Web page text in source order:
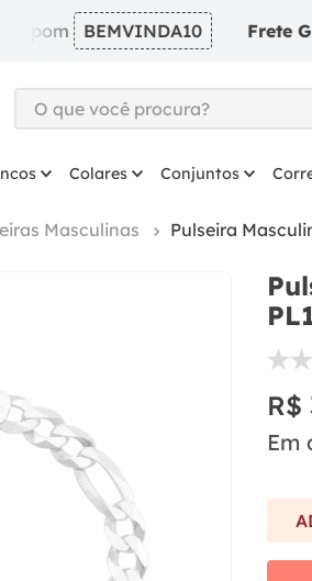
BEMVINDA10 Frete Grátis
O que você procura?
2 º
solitário
7º
º
escapulario
brinco
aliança
Colares Conjuntos
Masculinas Pulseira
R$
Em